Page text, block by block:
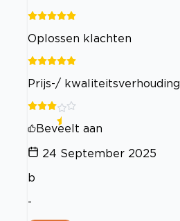
Oplossen klachten
Prijs-/ kwaliteitsverhouding
Beveelt aan
24 September 2025
b
-